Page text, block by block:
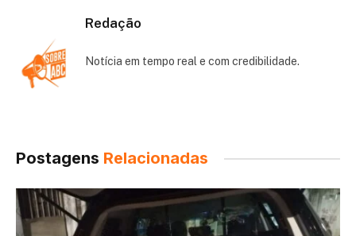
Redação
Notícia em tempo real e com credibilidade.
Postagens Relacionadas